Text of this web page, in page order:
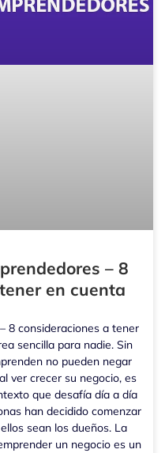
– 8
en cuenta
8 consideraciones a tener
sencilla para nadie. Sin
no pueden negar
ver crecer su negocio, es
que desafía día a día
han decidido comenzar
sean los dueños. La
un negocio es un